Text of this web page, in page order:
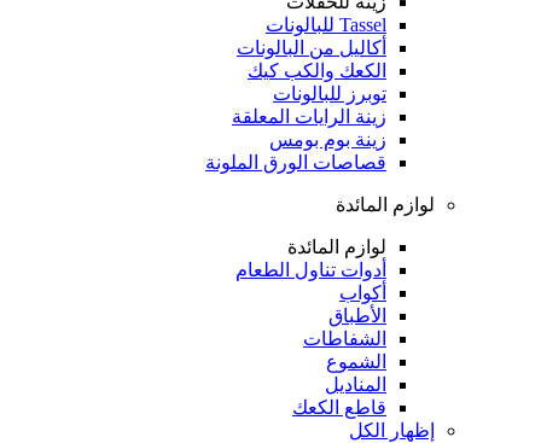
Tassel للبالونات
أكاليل من البالونات
الكعك والكب كيك
توبرز للبالونات
زينة الرايات المعلقة
زينة بوم بومس
قصاصات الورق الملونة
لوازم المائدة
لوازم المائدة
أدوات تناول الطعام
أكواب
الأطباق
الشفاطات
الشموع
المناديل
قاطع الكعك
إظهار الكل